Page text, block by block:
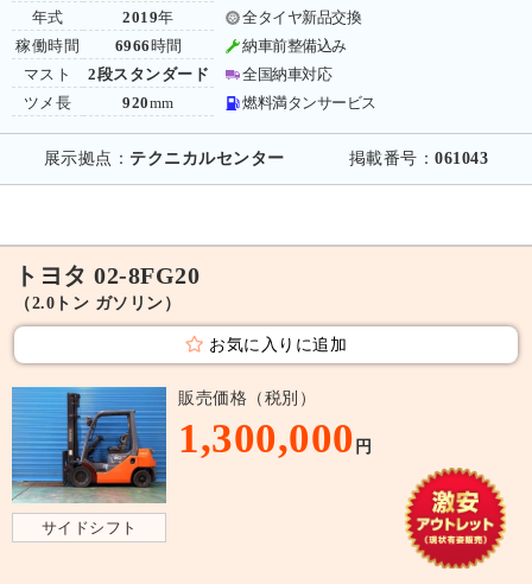
年式
稼働時間
マスト
ツメ長
2019年
6966 時間
2段スタンダード
920mm
全タイヤ新品交換
納車前整備込み
全国納車対応
燃料満タンサービス
展示拠点： テクニカルセンター 掲載番号：061043
トヨタ 02-8FG20
（2.0トン ガソリン）
お気に入りに追加
サイドシフト
販売価格（税別）
1,300,000 円